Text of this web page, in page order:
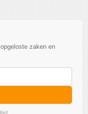
zaken en